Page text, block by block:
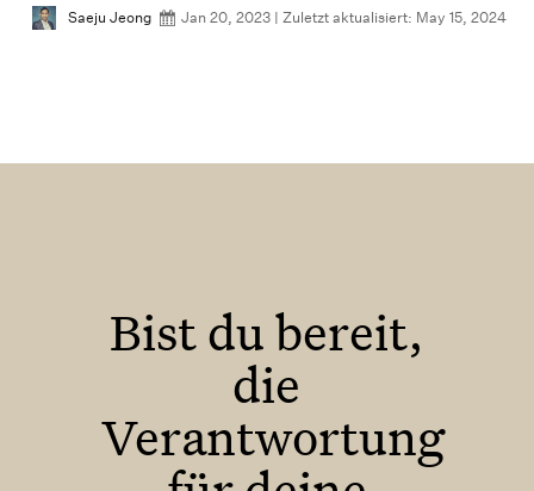
Saeju Jeong Jan 20, 2023 | Zuletzt aktualisiert: May 15, 2024
Bist du bereit,
die
Verantwortung